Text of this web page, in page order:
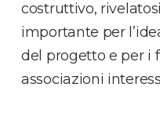
costruttivo,
importante per
del progetto e per i
associazioni